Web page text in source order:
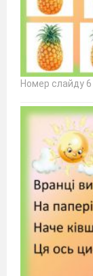
Номер слайду 6